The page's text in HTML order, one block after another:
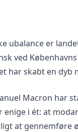
ubalance er
ved
har skabt en
Macron har
i ét: at
at gennemføre